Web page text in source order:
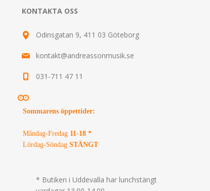
KONTAKTA OSS
Odinsgatan 9, 411 03 Göteborg
kontakt@andreassonmusik.se
031-711 47 11
Sommarens öppettider:
Måndag-Fredag 11-18 *
Lördag-Söndag STÄNGT
* Butiken i Uddevalla har lunchstängt